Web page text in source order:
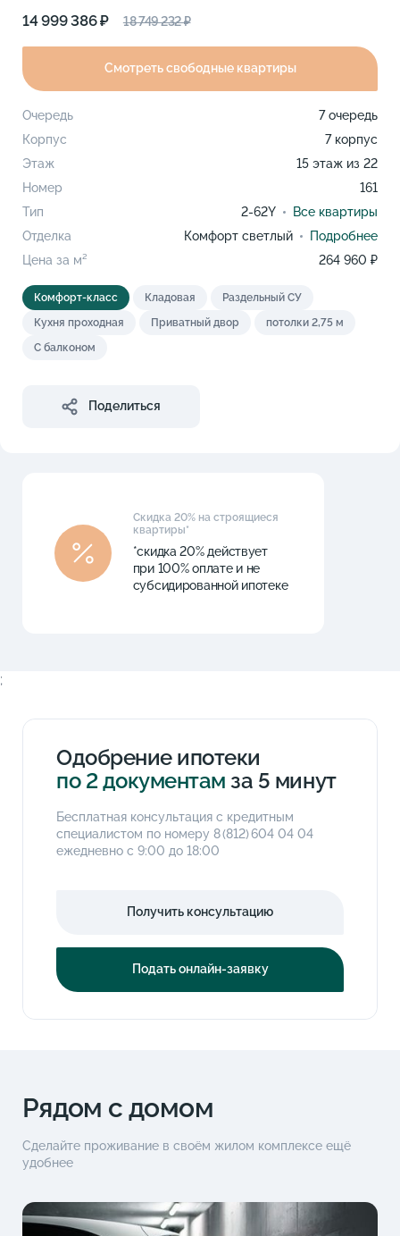
14 999 386 ₽ 18 749 232 ₽
Смотреть свободные квартиры
Очередь
7 очередь
Корпус
7 корпус
Этаж
15 этаж из 22
Номер
161
Тип
2-62Y
Все квартиры
Отделка
Комфорт светлый
Подробнее
Цена за м²
264 960 ₽
Комфорт-класс Кладовая
Раздельный СУ
Кухня проходная
Приватный двор
потолки 2,75 м
С балконом
Поделиться
Скидка 20% на строящиеся
квартиры*
*скидка 20% действует
при 100% оплате и не
субсидированной ипотеке
;
Одобрение ипотеки
по 2 документам за 5 минут
Бесплатная консультация с кредитным
специалистом по номеру8 (812) 604 04 04
ежедневно с 9:00 до 18:00
Получить консультацию
Подать онлайн-заявку
Рядом с домом
Сделайте проживание в своём жилом комплексе ещё
удобнее